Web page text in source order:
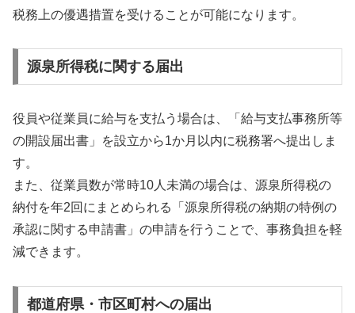
税務上の優遇措置を受けることが可能になります。
源泉所得税に関する届出
役員や従業員に給与を支払う場合は、「給与支払事務所等
の開設届出書」を設立から1か月以内に税務署へ提出しま
す。
また、従業員数が常時10人未満の場合は、源泉所得税の
納付を年2回にまとめられる「源泉所得税の納期の特例の
承認に関する申請書」の申請を行うことで、事務負担を軽
減できます。
都道府県・市区町村への届出